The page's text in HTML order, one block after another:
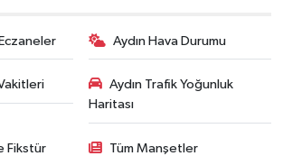
Aydın Hava Durumu
Aydın Trafik Yoğunluk
Haritası
Fikstür Tüm Manşetler